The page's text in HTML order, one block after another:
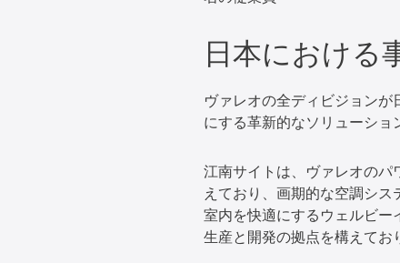
日本における
ヴァレオの全ディビジョン
にする革新的なソリューショ
江南サイトは、ヴァレオのパ
えており、画期的な空調シ
室内を快適にするウェルビー
生産と開発の拠点を構えてお